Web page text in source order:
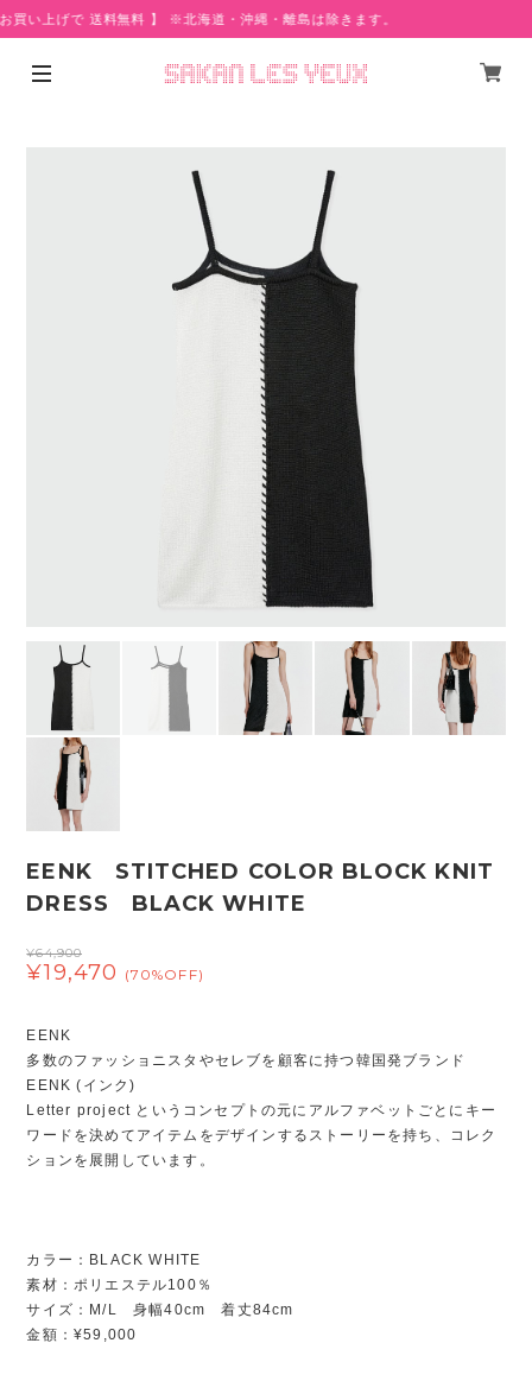
上げで 送料無料 】 ※北海道・沖縄・離島は除きます。
EENK STITCHED COLOR BLOCK KNIT
DRESS BLACK WHITE
¥64,900
¥19,470 (70%OFF)
EENK
多数のファッショニスタやセレブを顧客に持つ韓国発ブランド
EENK (インク)
Letter project というコンセプトの元にアルファベットごとにキー
ワードを決めてアイテムをデザインするストーリーを持ち、コレク
ションを展開しています。
カラー：BLACK WHITE
素材：ポリエステル100％
サイズ：M/L 身幅40cm 着丈84cm
金額：¥59,000